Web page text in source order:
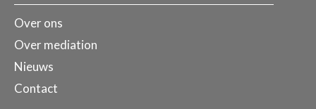
Over ons
Over mediation
Nieuws
Contact